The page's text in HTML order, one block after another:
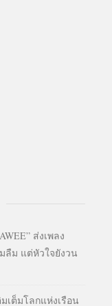
ส่งเพลง
ลืม แต่หัวใจยังวน
เต็มโลกแห่งเรือน